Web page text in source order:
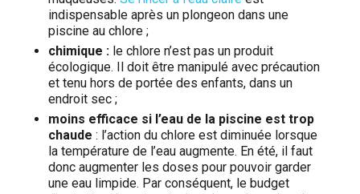
indispensable après un plongeon dans une
piscine au chlore ;
chimique : le chlore n’est pas un produit
écologique. Il doit être manipulé avec précaution
et tenu hors de portée des enfants, dans un
endroit sec ;
moins efficace si l’eau de la piscine est trop
chaude : l’action du chlore est diminuée lorsque
la température de l’eau augmente. En été, il faut
donc augmenter les doses pour pouvoir garder
une eau limpide. Par conséquent, le budget